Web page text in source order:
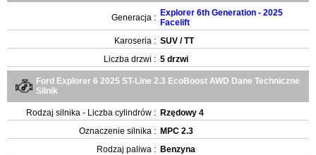
Generacja : Explorer 6th Generation - 2025
Facelift
Karoseria : SUV / TT
Liczba drzwi : 5 drzwi
Ford Explorer 6 2025 ST-Line 2.3 EcoBoost AWD Dane Techniczne
Silnik
Rodzaj silnika - Liczba cylindrów : Rzędowy 4
Oznaczenie silnika : MPC 2.3
Rodzaj paliwa : Benzyna